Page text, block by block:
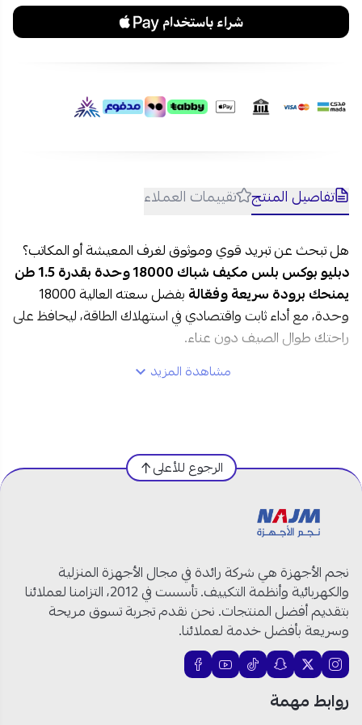
تفاصيل المنتج تقييمات العملاء
هل تبحث عن تبريد قوي وموثوق لغرف المعيشة أو المكاتب؟
دبليو بوكس بلس مكيف شباك 18000 وحدة بقدرة 1.5 طن
يمنحك برودة سريعة وفعّالة
بفضل سعته العالية 18000
وحدة، مع أداء ثابت واقتصادي في استهلاك الطاقة، ليحافظ على
راحتك طوال الصيف دون عناء.
العلامة التجارية:دبليو بوكس
رقم الموديل:WBW18CPLUS
سعة التبريد:
القدرة:
نوع التبريد: بارد فقط
نوع الضاغط:روتاري
نوع الفريون:R410A
الفلتر:قابل للإزالة والغسل
مستوى الضوضاء:منخفض
التركيب:سهل وسريع
اللون:
مشاهدة المزيد
الرجوع للأعلى
نجم الأجهزة هي شركة رائدة في مجال الأجهزة المنزلية
والكهربائية وأنظمة التكييف. تأسست في 2012، التزامنا لعملائنا
بتقديم أفضل المنتجات. نحن نقدم تجربة تسوق مريحة
وسريعة بأفضل خدمة لعملائنا.
روابط مهمة